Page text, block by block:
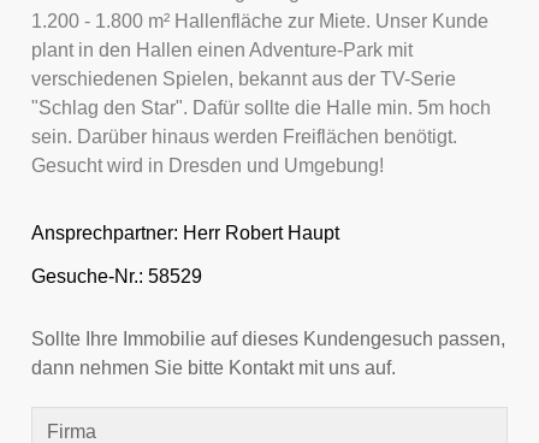
1.200 - 1.800 m² Hallenfläche zur Miete. Unser Kunde
plant in den Hallen einen Adventure-Park mit
verschiedenen Spielen, bekannt aus der TV-Serie
"Schlag den Star". Dafür sollte die Halle min. 5m hoch
sein. Darüber hinaus werden Freiflächen benötigt.
Gesucht wird in Dresden und Umgebung!
Ansprechpartner: Herr Robert Haupt
Gesuche-Nr.: 58529
Sollte Ihre Immobilie auf dieses Kundengesuch passen,
dann nehmen Sie bitte Kontakt mit uns auf.
Firma